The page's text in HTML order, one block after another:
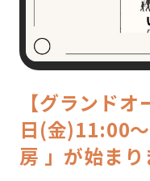
【グランド
日(金)11:00
房 」が始まり